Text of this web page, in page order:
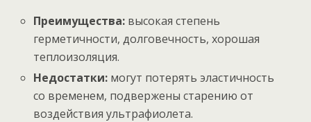
Преимущества: высокая степень
герметичности, долговечность, хорошая
теплоизоляция.
Недостатки: могут потерять эластичность
со временем, подвержены старению от
воздействия ультрафиолета.